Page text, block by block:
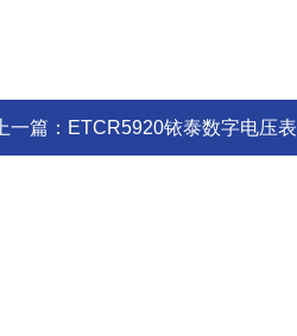
上一篇： ETCR5920铱泰数字电压表